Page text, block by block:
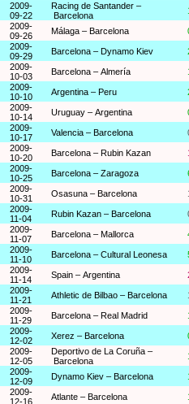
2009-
09-22
Racing de Santander –
Barcelona
2009-
09-26
Málaga – Barcelona
2009-
09-29
Barcelona – Dynamo Kiev
2009-
10-03
Barcelona – Almería
2009-
10-10
Argentina – Peru
2009-
10-14
Uruguay – Argentina
2009-
10-17
Valencia – Barcelona
2009-
10-20
Barcelona – Rubin Kazan
2009-
10-25
Barcelona – Zaragoza
2009-
10-31
Osasuna – Barcelona
2009-
11-04
Rubin Kazan – Barcelona
2009-
11-07
Barcelona – Mallorca
2009-
11-10
Barcelona – Cultural Leonesa
2009-
11-14
Spain – Argentina
2009-
11-21
Athletic de Bilbao – Barcelona
2009-
11-29
Barcelona – Real Madrid
2009-
12-02
Xerez – Barcelona
2009-
12-05
Deportivo de La Coruña –
Barcelona
2009-
12-09
Dynamo Kiev – Barcelona
2009-
12-16
Atlante – Barcelona